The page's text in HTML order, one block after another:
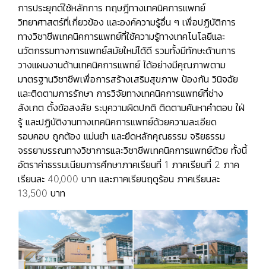
การประยุกต์ใช้หลักการ ทฤษฎีทางเทคนิคการแพทย์
วิทยาศาสตร์ที่เกี่ยวข้อง และองค์ความรู้อื่น ๆ เพื่อปฏิบัติการ
ทางวิชาชีพเทคนิคการแพทย์ที่ใช้ความรู้ทางเทคโนโลยีและ
นวัตกรรมทางการแพทย์สมัยใหม่ได้ดี รวมทั้งมีทักษะด้านการ
วางแผนงานด้านเทคนิคการแพทย์ ได้อย่างมีคุณภาพตาม
มาตรฐานวิชาชีพเพื่อการสร้างเสริมสุขภาพ ป้องกัน วินิจฉัย
และติดตามการรักษา การวิจัยทางเทคนิคการแพทย์ที่ช่าง
สังเกต ตั้งข้อสงสัย ระบุความผิดปกติ ติดตามค้นหาคำตอบ ใฝ่
รู้ และปฏิบัติงานทางเทคนิคการแพทย์ด้วยความละเอียด
รอบคอบ ถูกต้อง แม่นยำ และยึดหลักคุณธรรม จริยธรรม
จรรยาบรรณทางวิชาการและวิชาชีพเทคนิคการแพทย์ด้วย ทั้งนี้
อัตราค่าธรรมเนียมการศึกษาภาคเรียนที่ 1 ภาคเรียนที่ 2 ภาค
เรียนละ 40,000 บาท และภาคเรียนฤดูร้อน ภาคเรียนละ
13,500 บาท